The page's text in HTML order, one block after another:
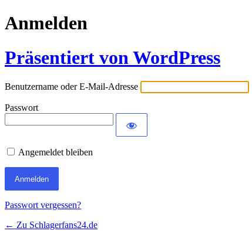
Anmelden
Präsentiert von WordPress
Benutzername oder E-Mail-Adresse
Passwort
Angemeldet bleiben
Passwort vergessen?
← Zu Schlagerfans24.de